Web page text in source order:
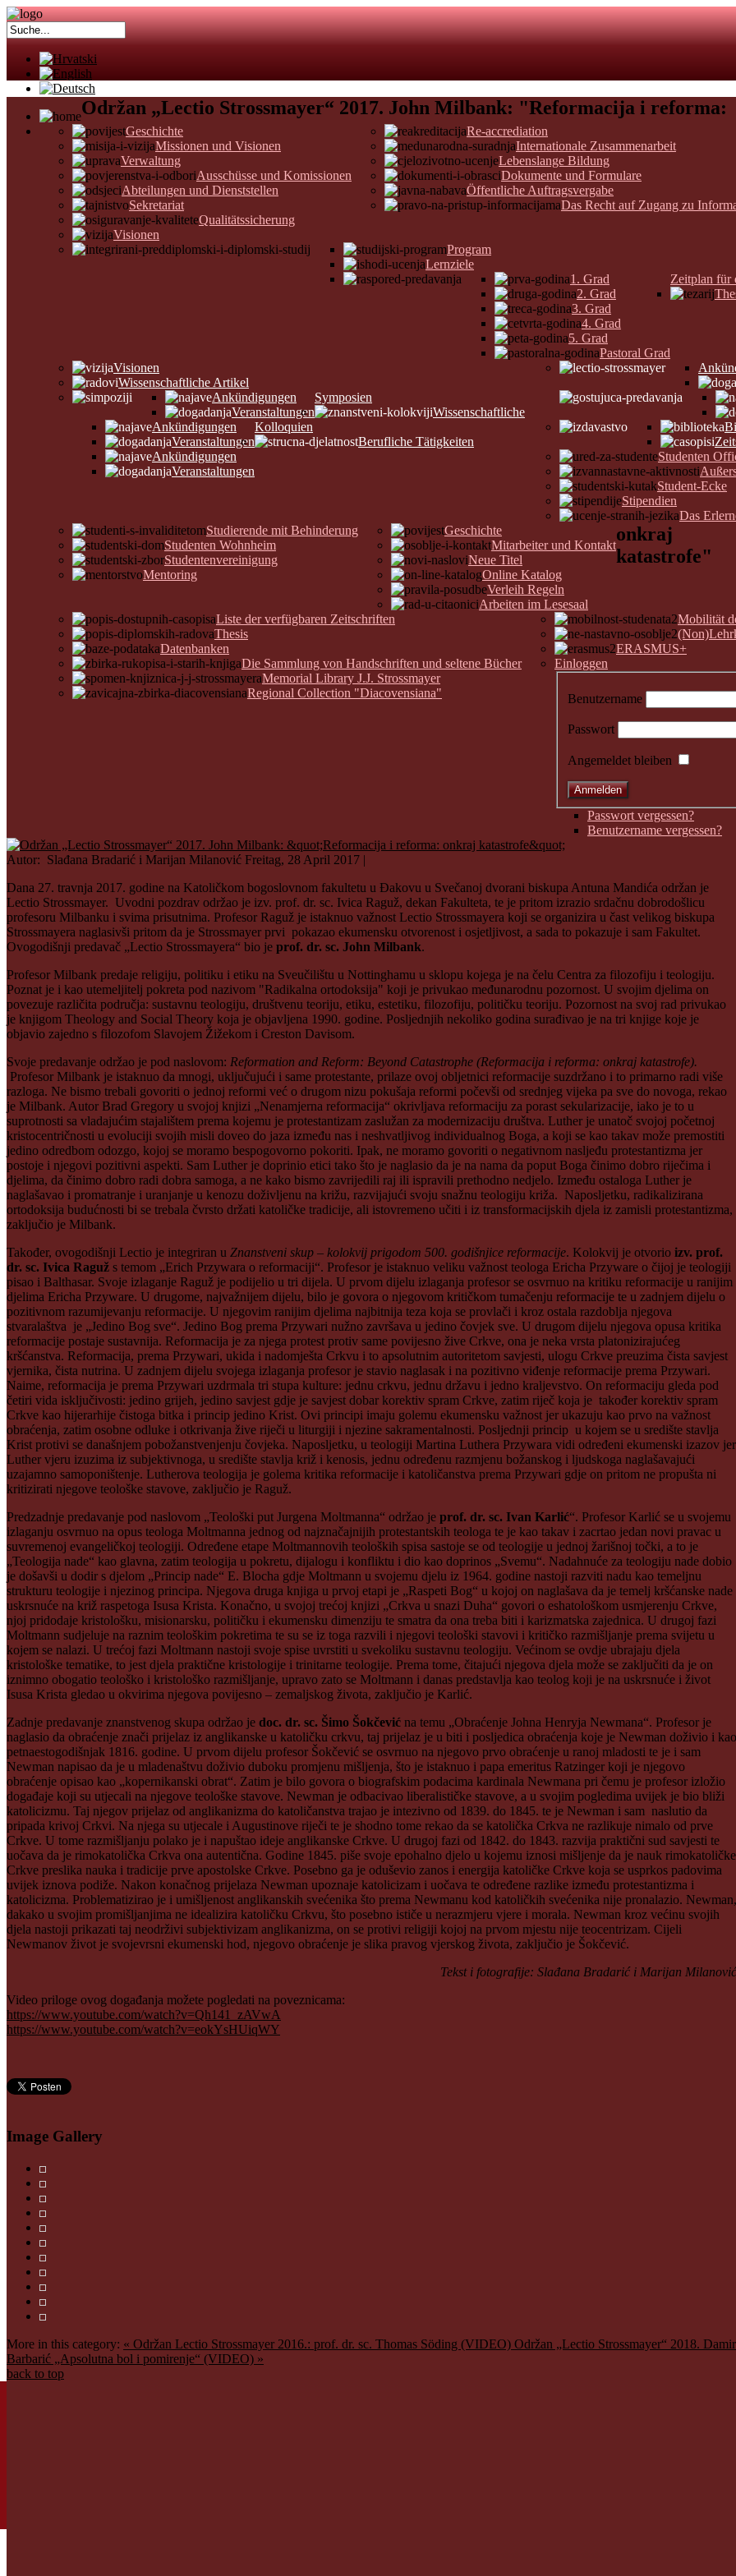
Geschichte
Missionen und Visionen
Verwaltung
Ausschüsse und Komissionen
Abteilungen und Dienststellen
Sekretariat
Qualitätssicherung
Re-accrediation
Internationale Zusammenarbeit
Lebenslange Bildung
Dokumente und Formulare
Öffentliche Auftragsvergabe
Das Recht auf Zugang zu
Visionen
Program
Lernziele
Zeitplan für
1. Grad
2. Grad
3. Grad
4. Grad
5. Grad
Pastoral Grad
Visionen
Wissenschaftliche Artikel
Symposien
Ankündigungen
Veranstaltungen
Wissenschaftliche
Kolloquien
Ankündigungen
Veranstaltungen
Berufliche Tätigkeiten
Ankündigungen
Veranstaltungen
Studenten
Student-Ecke
Stipendien
Das
Studierende mit Behinderung
Studenten Wohnheim
Studentenvereinigung
Mentoring
Geschichte
Mitarbeiter und Kontakt
Neue Titel
Online Katalog
Verleih Regeln
Arbeiten im Lesesaal
Liste der verfügbaren Zeitschriften
Thesis
Datenbanken
Die Sammlung von Handschriften und seltene Bücher
Memorial Library J.J. Strossmayer
Regional Collection "Diacovensiana"
Mobilität
ERASMUS+
Einloggen
Benutzername
Passwort
Angemeldet bleiben
Passwort vergessen?
Benutzername vergessen?
Održan „Lectio Strossmayer“ 2017. John Milbank: "Reformacija i reforma:
onkraj
katastrofe"
Autor: Slađana Bradarić i Marijan Milanović Freitag, 28 April 2017 |
Dana 27. travnja 2017. godine na Katoličkom bogoslovnom fakultetu u Đakovu u Svečanoj dvorani biskupa Antuna Mandića održan je
Lectio Strossmayer. Uvodni pozdrav održao je izv. prof. dr. sc. Ivica Raguž, dekan Fakulteta, te je pritom izrazio srdačnu dobrodošlicu
profesoru Milbanku i svima prisutnima. Profesor Raguž je istaknuo važnost Lectio Strossmayera koji se organizira u čast velikog biskupa
Strossmayera naglasivši pritom da je Strossmayer prvi pokazao ekumensku otvorenost i osjetljivost, a sada to pokazuje i sam Fakultet.
Ovogodišnji predavač „Lectio Strossmayera“ bio je prof. dr. sc. John Milbank.
Profesor Milbank predaje religiju, politiku i etiku na Sveučilištu u Nottinghamu u sklopu kojega je na čelu Centra za filozofiju i teologiju.
Poznat je i kao utemeljitelj pokreta pod nazivom "Radikalna ortodoksija" koji je privukao međunarodnu pozornost. U svojim djelima on
povezuje različita područja: sustavnu teologiju, društvenu teoriju, etiku, estetiku, filozofiju, političku teoriju. Pozornost na svoj rad privukao
je knjigom Theology and Social Theory koja je objavljena 1990. godine. Posljednjih nekoliko godina surađivao je na tri knjige koje je
objavio zajedno s filozofom Slavojem Žižekom i Creston Davisom.
Svoje predavanje održao je pod naslovom: Reformation and Reform: Beyond Catastrophe (Reformacija i reforma: onkraj katastrofe).
Profesor Milbank je istaknuo da mnogi, uključujući i same protestante, prilaze ovoj obljetnici reformacije suzdržano i to primarno radi više
razloga. Ne bismo trebali govoriti o jednoj reformi već o drugom nizu pokušaja reformi počevši od srednjeg vijeka pa sve do novoga, rekao
je Milbank. Autor Brad Gregory u svojoj knjizi „Nenamjerna reformacija“ okrivljava reformaciju za porast sekularizacije, iako je to u
suprotnosti sa vladajućim stajalištem prema kojemu je protestantizam zaslužan za modernizaciju društva. Luther je unatoč svojoj početnoj
kristocentričnosti u evoluciji svojih misli doveo do jaza između nas i neshvatljivog individualnog Boga, a koji se kao takav može premostiti
jedino odredbom odozgo, kojoj se moramo bespogovorno pokoriti. Ipak, ne moramo govoriti o negativnom nasljeđu protestantizma jer
postoje i njegovi pozitivni aspekti. Sam Luther je doprinio etici tako što je naglasio da je na nama da poput Boga činimo dobro riječima i
djelima, da činimo dobro radi dobra samoga, a ne kako bismo zavrijedili raj ili ispravili prethodno nedjelo. Između ostaloga Luther je
naglašavao i promatranje i uranjanje u kenozu doživljenu na križu, razvijajući svoju snažnu teologiju križa. Naposljetku, radikalizirana
ortodoksija budućnosti bi se trebala čvrsto držati katoličke tradicije, ali istovremeno učiti i iz transformacijskih djela iz zamisli protestantizma,
zaključio je Milbank.
Također, ovogodišnji Lectio je integriran u Znanstveni skup – kolokvij prigodom 500. godišnjice reformacije. Kolokvij je otvorio izv. prof.
dr. sc. Ivica Raguž s temom „Erich Przywara o reformaciji“. Profesor je istaknuo veliku važnost teologa Ericha Przyware o čijoj je teologiji
pisao i Balthasar. Svoje izlaganje Raguž je podijelio u tri dijela. U prvom dijelu izlaganja profesor se osvrnuo na kritiku reformacije u ranijim
djelima Ericha Przyware. U drugome, najvažnijem dijelu, bilo je govora o njegovom kritičkom tumačenju reformacije te u zadnjem dijelu o
pozitivnom razumijevanju reformacije. U njegovim ranijim djelima najbitnija teza koja se provlači i kroz ostala razdoblja njegova
stvaralaštva je „Jedino Bog sve“. Jedino Bog prema Przywari nužno završava u jedino čovjek sve. U drugom dijelu njegova opusa kritika
reformacije postaje sustavnija. Reformacija je za njega protest protiv same povijesno žive Crkve, ona je neka vrsta platonizirajućeg
kršćanstva. Reformacija, prema Przywari, ukida i nadomješta Crkvu i to apsolutnim autoritetom savjesti, ulogu Crkve preuzima čista savjest
vjernika, čista nutrina. U zadnjem dijelu svojega izlaganja profesor je stavio naglasak i na pozitivno viđenje reformacije prema Przywari.
Naime, reformacija je prema Przywari uzdrmala tri stupa kulture: jednu crkvu, jednu državu i jedno kraljevstvo. On reformaciju gleda pod
četiri vida isključivosti: jedino grijeh, jedino savjest gdje je savjest dobar korektiv spram Crkve, zatim riječ koja je također korektiv spram
Crkve kao hijerarhije čistoga bitka i princip jedino Krist. Ovi principi imaju golemu ekumensku važnost jer ukazuju kao prvo na važnost
obraćenja, zatim osobne odluke i otkrivanja žive riječi u liturgiji i njezine sakramentalnosti. Posljednji princip u kojem se u središte stavlja
Krist protivi se današnjem pobožanstvenjenju čovjeka. Naposljetku, u teologiji Martina Luthera Przywara vidi određeni ekumenski izazov jer
Luther vjeru izuzima iz subjektivnoga, u središte stavlja križ i kenosis, jednu određenu razmjenu božanskog i ljudskoga naglašavajući
uzajamno samoponištenje. Lutherova teologija je golema kritika reformacije i katoličanstva prema Przywari gdje on pritom ne propušta ni
kritizirati njegove teološke stavove, zaključio je Raguž.
Predzadnje predavanje pod naslovom „Teološki put Jurgena Moltmanna“ održao je prof. dr. sc. Ivan Karlić“. Profesor Karlić se u svojemu
izlaganju osvrnuo na opus teologa Moltmanna jednog od najznačajnijih protestantskih teologa te je kao takav i zacrtao jedan novi pravac u
suvremenoj evangeličkoj teologiji. Određene etape Moltmannovih teoloških spisa sastoje se od teologije u jednoj žarišnoj točki, a to je
„Teologija nade“ kao glavna, zatim teologija u pokretu, dijalogu i konfliktu i dio kao doprinos „Svemu“. Nadahnuće za teologiju nade dobio
je došavši u dodir s djelom „Princip nade“ E. Blocha gdje Moltmann u svojemu djelu iz 1964. godine nastoji razviti nadu kao temeljnu
strukturu teologije i njezinog principa. Njegova druga knjiga u prvoj etapi je „Raspeti Bog“ u kojoj on naglašava da je temelj kršćanske nade
uskrsnuće na križ raspetoga Isusa Krista. Konačno, u svojoj trećoj knjizi „Crkva u snazi Duha“ govori o eshatološkom usmjerenju Crkve,
njoj pridodaje kristološku, misionarsku, političku i ekumensku dimenziju te smatra da ona treba biti i karizmatska zajednica. U drugoj fazi
Moltmann sudjeluje na raznim teološkim pokretima te su se iz toga razvili i njegovi teološki stavovi i kritičko razmišljanje prema svijetu u
kojem se nalazi. U trećoj fazi Moltmann nastoji svoje spise uvrstiti u svekoliku sustavnu teologiju. Većinom se ovdje ubrajaju djela
kristološke tematike, to jest djela praktične kristologije i trinitarne teologije. Prema tome, čitajući njegova djela može se zaključiti da je on
iznimno obogatio teološko i kristološko razmišljanje, upravo zato se Moltmann i danas predstavlja kao teolog koji je na uskrsnuće i život
Isusa Krista gledao u okvirima njegova povijesno – zemaljskog života, zaključio je Karlić.
Zadnje predavanje znanstvenog skupa održao je doc. dr. sc. Šimo Šokčević na temu „Obraćenje Johna Henryja Newmana“. Profesor je
naglasio da obraćenje znači prijelaz iz anglikanske u katoličku crkvu, taj prijelaz je u biti i posljedica obraćenja koje je Newman doživio i kao
petnaestogodišnjak 1816. godine. U prvom dijelu profesor Šokčević se osvrnuo na njegovo prvo obraćenje u ranoj mladosti te je i sam
Newman napisao da je u mladenaštvu doživio duboku promjenu mišljenja, što je istaknuo i papa emeritus Ratzinger koji je njegovo
obraćenje opisao kao „kopernikanski obrat“. Zatim je bilo govora o biografskim podacima kardinala Newmana pri čemu je profesor izložio
događaje koji su utjecali na njegove teološke stavove. Newman je odbacivao liberalističke stavove, a u svojim pogledima uvijek je bio bliži
katolicizmu. Taj njegov prijelaz od anglikanizma do katoličanstva trajao je intezivno od 1839. do 1845. te je Newman i sam naslutio da
pripada krivoj Crkvi. Na njega su utjecale i Augustinove riječi te je shodno tome rekao da se katolička Crkva ne razlikuje nimalo od prve
Crkve. U tome razmišljanju polako je i napuštao ideje anglikanske Crkve. U drugoj fazi od 1842. do 1843. razvija praktični sud savjesti te
uočava da je rimokatolička Crkva ona autentična. Godine 1845. piše svoje epohalno djelo u kojemu iznosi mišljenje da je nauk rimokatoličke
Crkve preslika nauka i tradicije prve apostolske Crkve. Posebno ga je oduševio zanos i energija katoličke Crkve koja se usprkos padovima
uvijek iznova podiže. Nakon konačnog prijelaza Newman upoznaje katolicizam i uočava te određene razlike između protestantizma i
katolicizma. Problematizirao je i umišljenost anglikanskih svećenika što prema Newmanu kod katoličkih svećenika nije pronalazio. Newman,
dakako u svojim promišljanjima ne idealizira katoličku Crkvu, što posebno ističe u nerazmjeru vjere i morala. Newman kroz većinu svojih
djela nastoji prikazati taj neodrživi subjektivizam anglikanizma, on se protivi religiji kojoj na prvom mjestu nije teocentrizam. Cijeli
Newmanov život je svojevrsni ekumenski hod, njegovo obraćenje je slika pravog vjerskog života, zaključio je Šokčević.
Tekst i fotografije: Slađana Bradarić i Marijan
Video priloge ovog događanja možete pogledati na poveznicama:
https://www.youtube.com/watch?v=Qh141_zAVwA
https://www.youtube.com/watch?v=eokYsHUiqWY
Image Gallery
More in this category: « Održan Lectio Strossmayer 2016.: prof. dr. sc. Thomas Söding (VIDEO) Održan „Lectio Strossmayer“ 2018. Damir
Barbarić „Apsolutna bol i pomirenje“ (VIDEO) »
back to top